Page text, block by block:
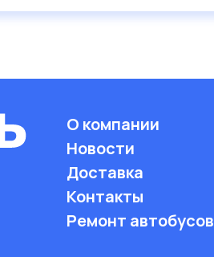
О компании
Новости
Доставка
Контакты
Ремонт автобусов